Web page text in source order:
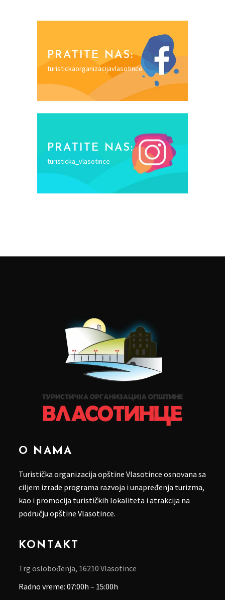
PRATITE NAS:
turistickaorganizacijavlasotince
PRATITE NAS:
turisticka_vlasotince
O NAMA
Turistička organizacija opštine Vlasotince osnovana sa
ciljem izrade programa razvoja i unapređenja turizma,
kao i promocija turističkih lokaliteta i atrakcija na
području opštine Vlasotince.
KONTAKT
Trg oslobođenja, 16210 Vlasotince
Radno vreme: 07:00h – 15:00h